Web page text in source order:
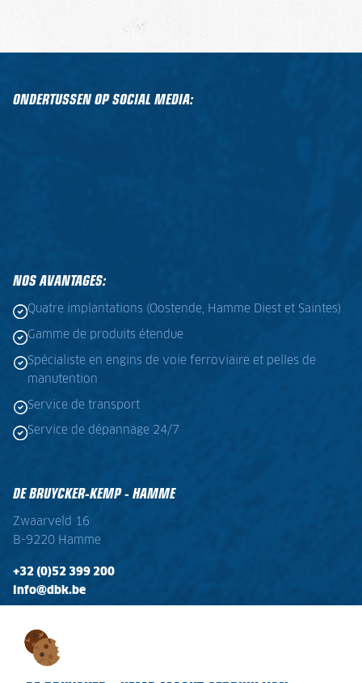
ONDERTUSSEN OP SOCIAL MEDIA:
NOS AVANTAGES:
Quatre implantations (Oostende, Hamme Diest et Saintes)
Gamme de produits étendue
Spécialiste en engins de voie ferroviaire et pelles de
manutention
Service de transport
Service de dépannage 24/7
DE BRUYCKER-KEMP - HAMME
Zwaarveld 16
B-9220 Hamme
+32 (0)52 399 200
info@dbk.be
Ma - Vr: